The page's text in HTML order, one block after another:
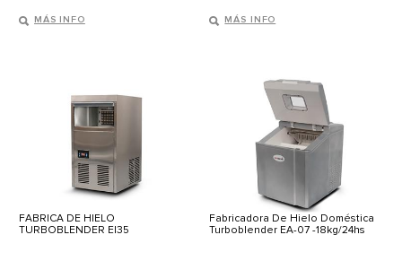
MÁS INFO MÁS INFO
FABRICA DE HIELO
TURBOBLENDER EI35
Fabricadora De Hielo Doméstica
Turboblender EA-07 -18kg/24hs